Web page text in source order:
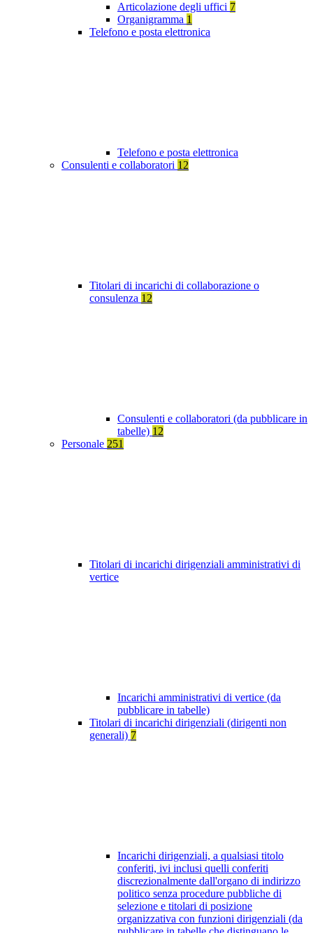
Articolazione degli uffici 7
Organigramma 1
Telefono e posta elettronica
Telefono e posta elettronica
Consulenti e collaboratori 12
Titolari di incarichi di collaborazione o
consulenza 12
Consulenti e collaboratori (da pubblicare in
tabelle) 12
Personale 251
Titolari di incarichi dirigenziali amministrativi di
vertice
Incarichi amministrativi di vertice (da
pubblicare in tabelle)
Titolari di incarichi dirigenziali (dirigenti non
generali) 7
Incarichi dirigenziali, a qualsiasi titolo
conferiti, ivi inclusi quelli conferiti
discrezionalmente dall'organo di indirizzo
politico senza procedure pubbliche di
selezione e titolari di posizione
organizzativa con funzioni dirigenziali (da